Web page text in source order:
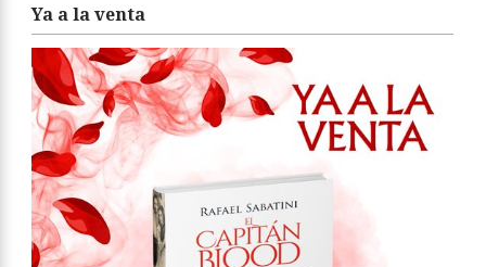
Ya a la venta